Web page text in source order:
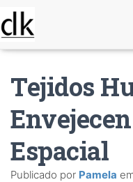
Tejidos
Espacial
Publicado por Pamela